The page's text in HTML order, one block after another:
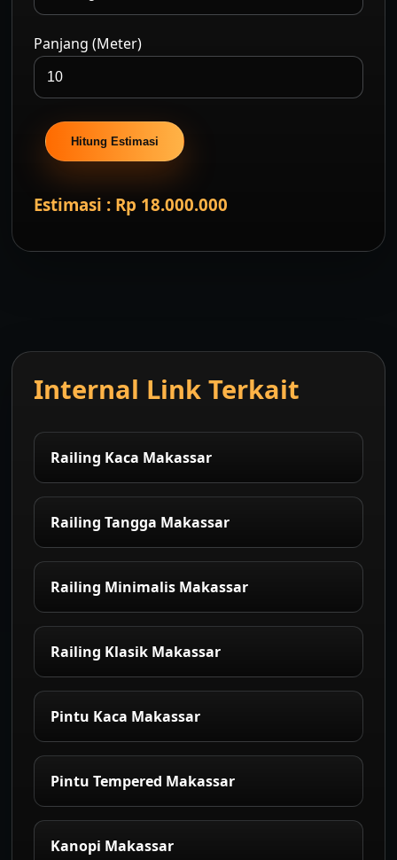
Panjang (Meter)
Hitung Estimasi
Estimasi : Rp 18.000.000
Internal Link Terkait
Railing Kaca Makassar
Railing Tangga Makassar
Railing Minimalis Makassar
Railing Klasik Makassar
Pintu Kaca Makassar
Pintu Tempered Makassar
Kanopi Makassar